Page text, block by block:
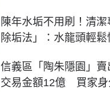
陳年水垢不用刷！清
除垢法」：水龍頭輕鬆
信義區「陶朱隱園」賣
交易金額12億 買家身